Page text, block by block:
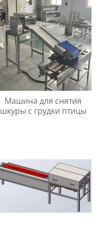
Машина для снятия
шкуры с грудки птицы